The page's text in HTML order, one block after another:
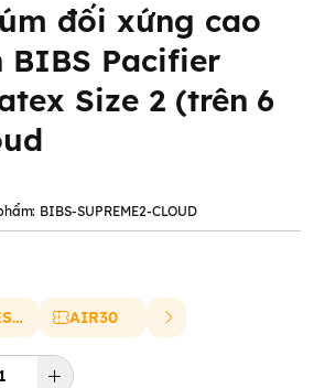
đối xứng cao
BIBS Pacifier
Size 2 (trên 6
BIBS-SUPREME2-CLOUD
FREESHIP AIR30